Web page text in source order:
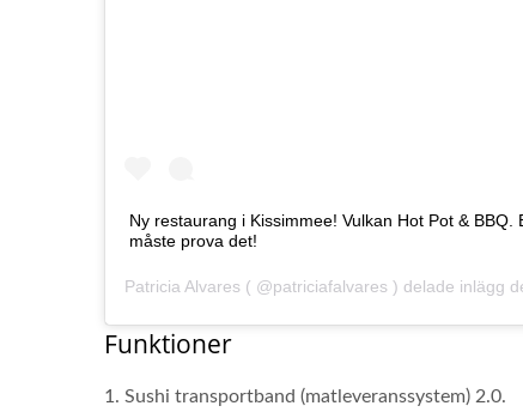
Ny restaurang i Kissimmee! Vulkan Hot Pot & BBQ.
måste prova det!
Patricia Alvares ( @patriciafalvares ) delade inlägg den
Funktioner
1. Sushi transportband (matleveranssystem) 2.0.